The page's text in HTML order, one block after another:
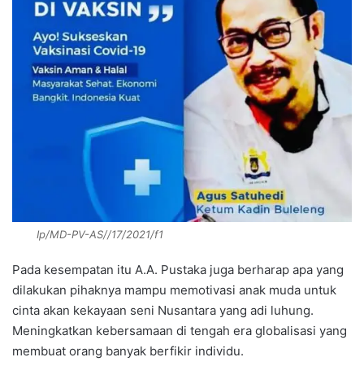
Ip/MD-PV-AS//17/2021/f1
Pada kesempatan itu A.A. Pustaka juga berharap apa yang
dilakukan pihaknya mampu memotivasi anak muda untuk
cinta akan kekayaan seni Nusantara yang adi luhung.
Meningkatkan kebersamaan di tengah era globalisasi yang
membuat orang banyak berfikir individu.